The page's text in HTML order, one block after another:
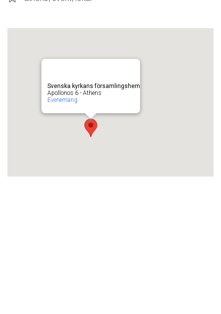
Svenska kyrkans församlingshem
Apollonos 6 - Athens
Evenemang